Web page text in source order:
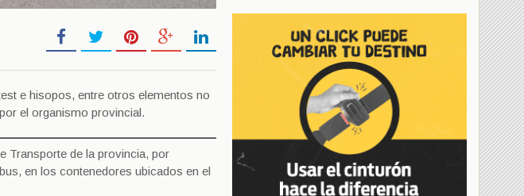
e hisopos, entre otros elementos no
el organismo provincial.
Transporte de la provincia, por
en los contenedores ubicados en el